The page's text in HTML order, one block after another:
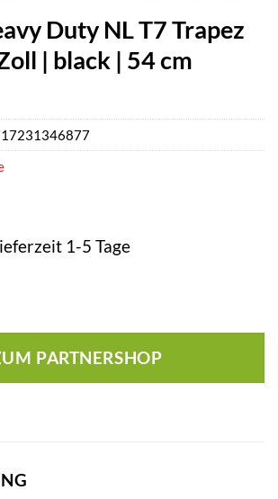
Duty NL T7 Trapez
| black | 54 cm
1-5 Tage
PARTNERSHOP